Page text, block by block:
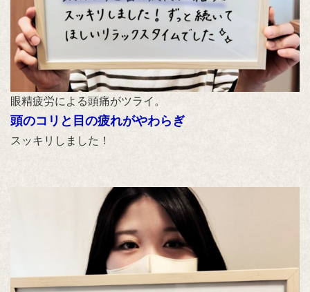
眼精疲労による頭痛がツライ。
頭のコリと目の疲れがやわらぎ
スッキリしました！